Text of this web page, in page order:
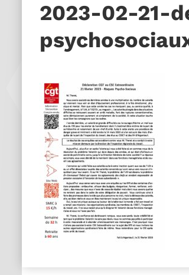
2023-02-21-